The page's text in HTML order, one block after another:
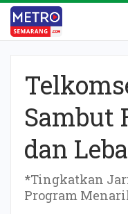
Sambut
dan
*Tingkatkan
Program